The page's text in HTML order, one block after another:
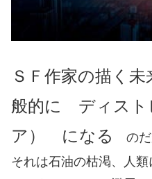
ＳＦ作家の描く
般的に ディスト
ア） になる
のだ
それは石油の枯渇、人